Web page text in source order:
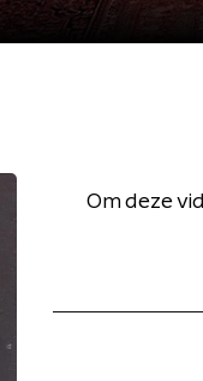
Om deze